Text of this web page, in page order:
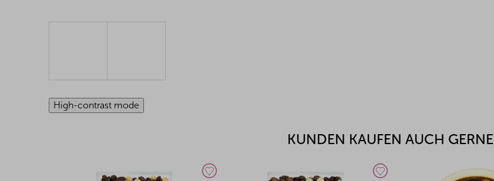
High-contrast mode
KUNDEN KAUFEN AUCH GERNE